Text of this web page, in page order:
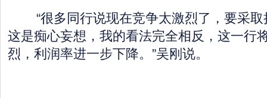
“很多同行说现在竞争太激烈了，要采取
这是痴心妄想，我的看法完全相反，这一行
烈，利润率进一步下降。”吴刚说。